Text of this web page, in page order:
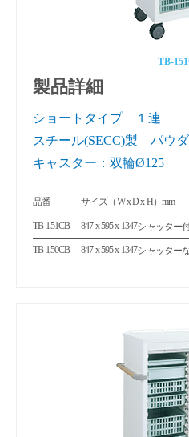
TB-
製品詳細
ショートタイプ １連
スチール(SECC)製 パウ
キャスター：双輪Ø125
品番 サイズ（W x D x H）mm
TB-151CB 847 x 595 x 1347シャッター
TB-150CB 847 x 595 x 1347シャッター